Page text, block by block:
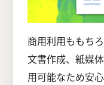
商用利用ももち
文書作成、紙媒
用可能なため安